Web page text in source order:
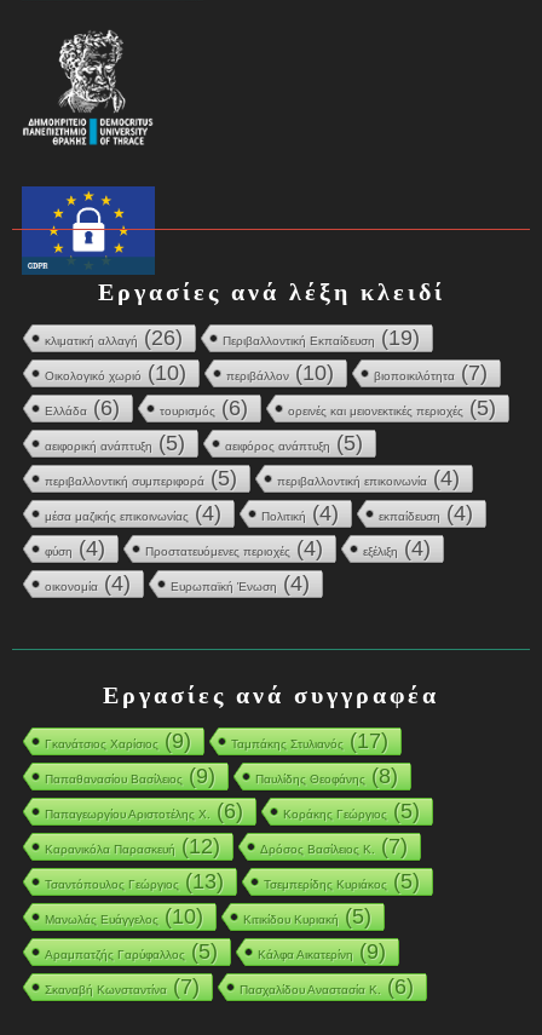
Εργασίες ανά λέξη κλειδί
κλιματική αλλαγή (26) Περιβαλλοντική Εκπαίδευση (19)
Οικολογικό χωριό (10) περιβάλλον (10) βιοποικιλότητα (7)
Ελλάδα (6) τουρισμός (6) ορεινές και μειονεκτικές περιοχές (5)
αειφορική ανάπτυξη (5) αειφόρος ανάπτυξη (5)
περιβαλλοντική συμπεριφορά (5) περιβαλλοντική επικοινωνία (4)
μέσα μαζικής επικοινωνίας (4) Πολιτική (4) εκπαίδευση (4)
φύση (4) Προστατευόμενες περιοχές (4) εξέλιξη (4)
οικονομία (4) Ευρωπαϊκή Ένωση (4)
Εργασίες ανά συγγραφέα
Γκανάτσιος Χαρίσιος(9) Ταμπάκης Στυλιανός(17)
Παπαθανασίου Βασίλειος(9) Παυλίδης Θεοφάνης(8)
Παπαγεωργίου Αριστοτέλης Χ.(6) Κοράκης Γεώργιος(5)
Καρανικόλα Παρασκευή(12) Δρόσος Βασίλειος Κ.(7)
Τσαντόπουλος Γεώργιος(13) Τσεμπερίδης Κυριάκος(5)
Μανωλάς Ευάγγελος(10) Κιτικίδου Κυριακή(5)
Αραμπατζής Γαρύφαλλος(5) Κάλφα Αικατερίνη(9)
Σκαναβή Κωνσταντίνα(7) Πασχαλίδου Αναστασία Κ.(6)